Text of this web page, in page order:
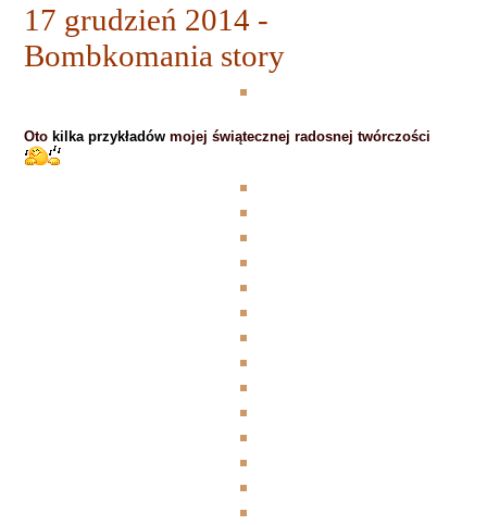
17 grudzień 2014 -
Bombkomania story
Otokilka przykładówmojej świątecznej radosnej twórczości